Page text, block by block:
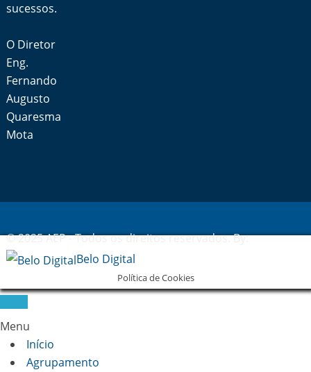
sucessos.
O Diretor
Eng.
Fernando
Augusto
Quaresma
Mota
© 2025 AEP - Todos os direitos reservados. By:
Belo Digital
Política de Cookies
Menu
Início
Agrupamento